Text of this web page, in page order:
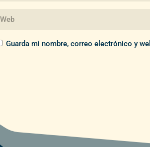
Guarda mi nombre, correo electrónico y